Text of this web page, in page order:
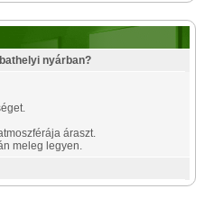
nyárban?
áraszt.
meleg legyen.